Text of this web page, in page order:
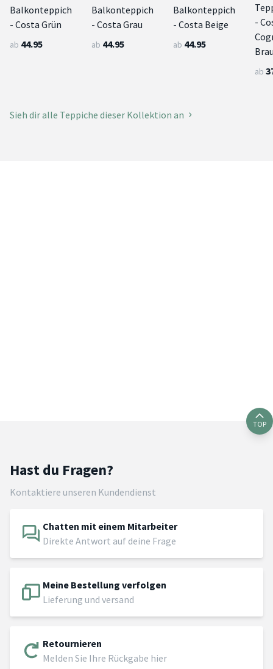
Balkonteppich
- Costa Grün
ab 44.95
Balkonteppich
- Costa Grau
ab 44.95
Balkonteppich
- Costa Beige
ab 44.95
-
ab
Sieh dir alle Teppiche dieser Kollektion an
TOP
Hast du Fragen?
Kontaktiere unseren Kundendienst
Chatten mit einem Mitarbeiter
Direkte Antwort auf deine Frage
Meine Bestellung verfolgen
Lieferung und versand
Retournieren
Melden Sie Ihre Rückgabe hier